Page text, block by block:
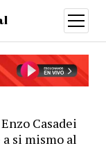
open
menu
Casadei
si mismo al